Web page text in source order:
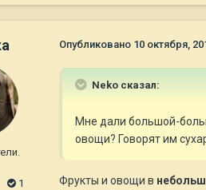
1
Опубликовано 10 октября,
Neko сказал:
Мне дали большой-
овощи? Говорят им
Фрукты и овощи в